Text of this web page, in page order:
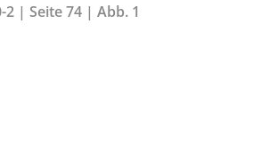
2 | Seite 74 | Abb. 1